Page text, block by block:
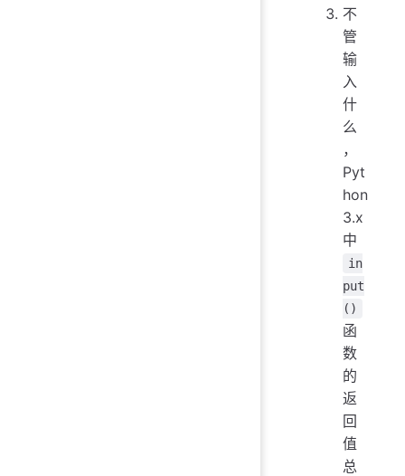
不
管
输
入
什
么
，
Pyt
hon
3.x
中
in
put
()
函
数
的
返
回
值
总